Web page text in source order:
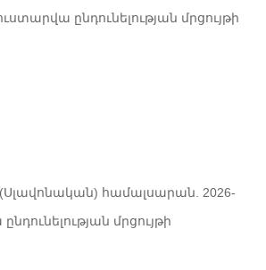
ընդունելության մրցույթի
համալսարան. 2026-
մրցույթի